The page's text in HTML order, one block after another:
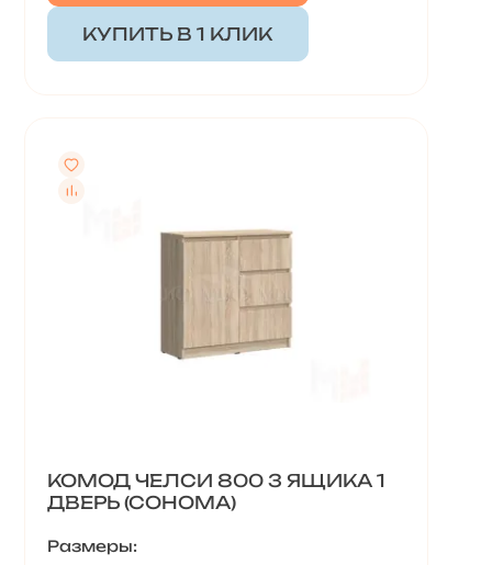
КУПИТЬ В 1 КЛИК
КОМОД ЧЕЛСИ 800 3 ЯЩИКА 1
ДВЕРЬ (СОНОМА)
Размеры: